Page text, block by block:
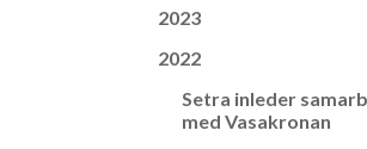
2023
2022
Setra inleder
med Vasakronan